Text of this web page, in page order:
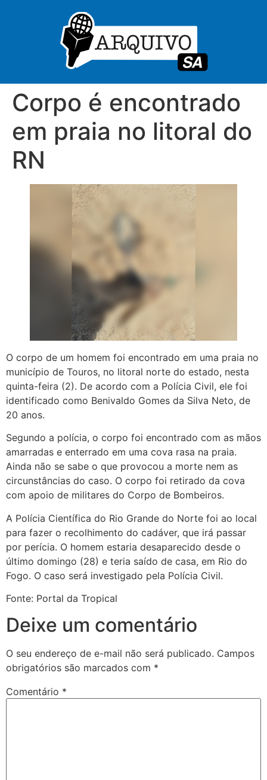
Corpo é encontrado
em praia no litoral do
RN
O corpo de um homem foi encontrado em uma praia no
município de Touros, no litoral norte do estado, nesta
quinta-feira (2). De acordo com a Polícia Civil, ele foi
identificado como Benivaldo Gomes da Silva Neto, de
20 anos.
Segundo a polícia, o corpo foi encontrado com as mãos
amarradas e enterrado em uma cova rasa na praia.
Ainda não se sabe o que provocou a morte nem as
circunstâncias do caso. O corpo foi retirado da cova
com apoio de militares do Corpo de Bombeiros.
A Polícia Científica do Rio Grande do Norte foi ao local
para fazer o recolhimento do cadáver, que irá passar
por perícia. O homem estaria desaparecido desde o
último domingo (28) e teria saído de casa, em Rio do
Fogo. O caso será investigado pela Polícia Civil.
Fonte: Portal da Tropical
Deixe um comentário
O seu endereço de e-mail não será publicado. Campos
obrigatórios são marcados com *
Comentário *